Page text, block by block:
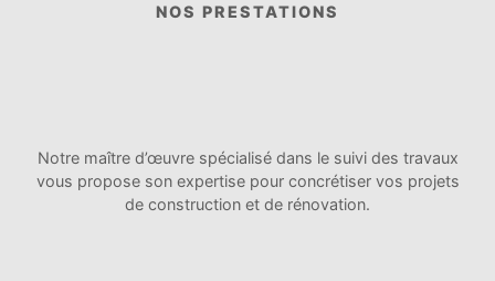
NOS PRESTATIONS
Notre maître d’œuvre spécialisé dans le suivi des travaux
vous propose son expertise pour concrétiser vos projets
de construction et de rénovation.